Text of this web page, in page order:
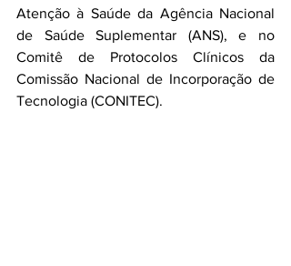
Atenção à Saúde da Agência Nacional
de Saúde Suplementar (ANS), e no
Comitê de Protocolos Clínicos da
Comissão Nacional de Incorporação de
Tecnologia (CONITEC).